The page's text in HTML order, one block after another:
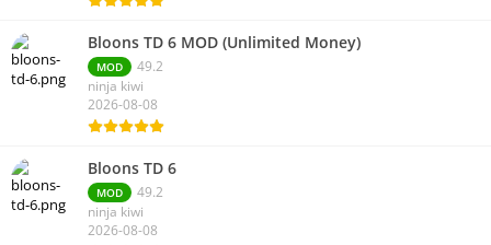
Bloons TD 6 MOD (Unlimited Money)
MOD
49.2
ninja kiwi
2026-08-08
Bloons TD 6
MOD
49.2
ninja kiwi
2026-08-08